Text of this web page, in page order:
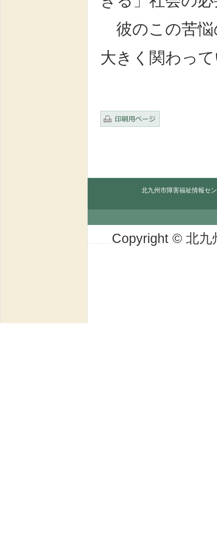
彼のこの苦悩
大きく関わっ
北九州市障害福祉情報セ
Copyright © 北九